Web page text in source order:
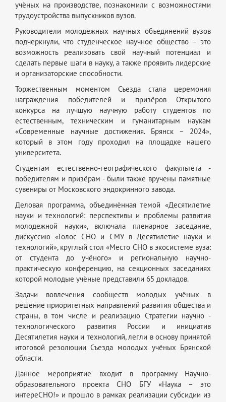
учёных на производстве, познакомили с возможностями
трудоустройства выпускников вузов.
Руководители молодёжных научных объединений вузов
подчеркнули, что студенческое научное общество – это
возможность реализовать свой научный потенциал и
сделать первые шаги в науку, а также проявить лидерские
и организаторские способности.
Торжественным моментом Съезда стала церемония
награждения победителей и призёров Открытого
конкурса на лучшую научную работу студентов по
естественным, техническим и гуманитарным наукам
«Современные научные достижения. Брянск – 2024»,
который в этом году проходил на площадке нашего
университета.
Студентам естественно-географического факультета -
победителям и призёрам - были также вручены памятные
сувениры от Московского эндокринного завода.
Деловая программа, объединённая темой «Десятилетие
науки и технологий: перспективы и проблемы развития
молодежной науки», включала пленарное заседание,
дискуссию «Голос СНО и СМУ в Десятилетие науки и
технологий», круглый стол «Место СНО в экосистеме вуза:
от студента до учёного» и региональную научно-
практическую конференцию, на секционных заседаниях
которой молодые учёные представили 65 докладов.
Задачи вовлечения сообществ молодых учёных в
решение приоритетных направлений развития общества и
страны, в том числе и реализацию Стратегии научно -
технологического развития России и инициатив
Десятилетия науки и технологий, легли в основу принятой
итоговой резолюции Съезда молодых учёных Брянской
области.
Данное мероприятие входит в программу Научно-
образовательного проекта СНО БГУ «Наука – это
интереСНО!» и прошло в рамках реализации субсидии из